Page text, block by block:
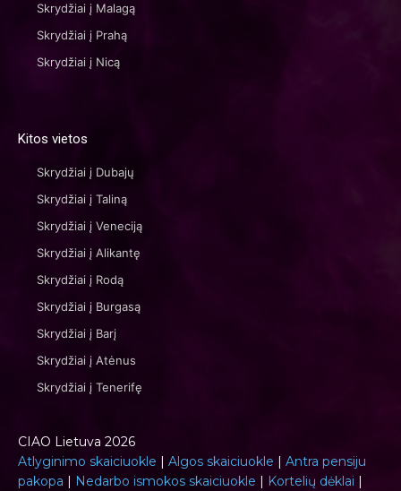
Skrydžiai į Malagą
Skrydžiai į Prahą
Skrydžiai į Nicą
Kitos vietos
Skrydžiai į Dubajų
Skrydžiai į Taliną
Skrydžiai į Veneciją
Skrydžiai į Alikantę
Skrydžiai į Rodą
Skrydžiai į Burgasą
Skrydžiai į Barį
Skrydžiai į Atėnus
Skrydžiai į Tenerifę
CIAO Lietuva 2026
Atlyginimo skaiciuokle
Algos skaiciuokle
Antra pensiju
pakopa
Nedarbo ismokos skaiciuokle Kortelių dėklai